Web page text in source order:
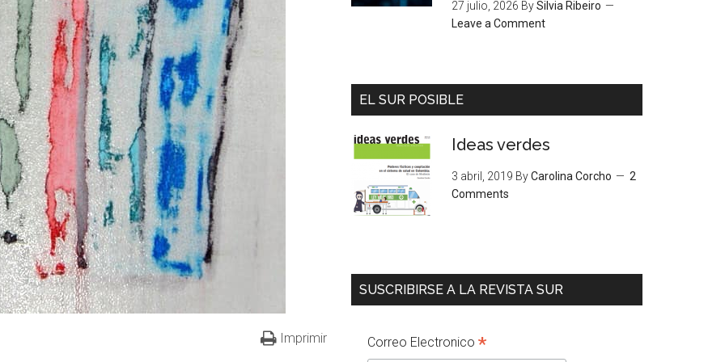
Imprimir
27 julio, 2026 BySilvia Ribeiro
Leave a Comment
EL SUR POSIBLE
Ideas verdes
3 abril, 2019 ByCarolina Corcho
2
Comments
SUSCRIBIRSE A LA REVISTA SUR
Correo Electronico *